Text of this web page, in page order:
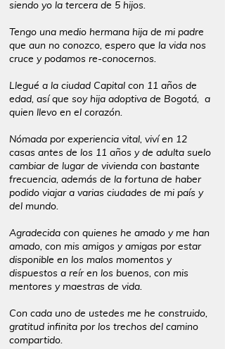
siendo yo la tercera de 5 hijos.
Tengo una medio hermana hija de mi padre
que aun no conozco, espero que la vida nos
cruce y podamos re-conocernos.
Llegué a la ciudad Capital con 11 años de
edad, así que soy hija adoptiva de Bogotá, a
quien llevo en el corazón.
Nómada por experiencia vital, viví en 12
casas antes de los 11 años y de adulta suelo
cambiar de lugar de vivienda con bastante
frecuencia, además de la fortuna de haber
podido viajar a varias ciudades de mi país y
del mundo.
Agradecida con quienes he amado y me han
amado, con mis amigos y amigas por estar
disponible en los malos momentos y
dispuestos a reír en los buenos, con mis
mentores y maestras de vida.
Con cada uno de ustedes me he construido,
gratitud infinita por los trechos del camino
compartido.